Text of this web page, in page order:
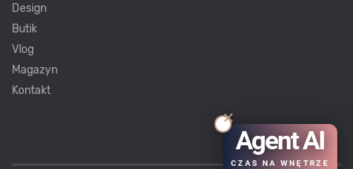
Design
Butik
Vlog
Magazyn
Kontakt
Agent AI
CZAS NA WNĘTRZE